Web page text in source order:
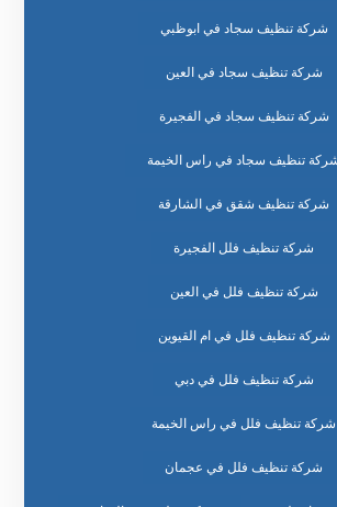
شركة تنظيف سجاد في ابوظبي
شركة تنظيف سجاد في العين
شركة تنظيف سجاد في الفجيرة
تنظيف سجاد في راس الخيمة
شركة تنظيف شقق في الشارقة
شركة تنظيف فلل الفجيرة
شركة تنظيف فلل في العين
شركة تنظيف فلل في ام القيوين
شركة تنظيف فلل في دبي
شركة تنظيف فلل في راس الخيمة
شركة تنظيف فلل في عجمان